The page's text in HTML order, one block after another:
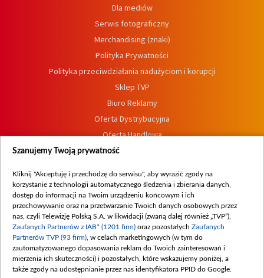
Dla mediów
Serwis fotograficzny
Merchandising (znaki)
Polityka Prywatności
Polityka przeciwdziałania nadużyciom i korupcji
Sklep TVP
Biuro Reklamy
Oferta Dystrybucyjna
Oferta Handlowa
Dostępność
Procedura zgłoszeń wewnętrznych
Szanujemy Twoją prywatność
Kliknij "Akceptuję i przechodzę do serwisu", aby wyrazić zgody na
korzystanie z technologii automatycznego śledzenia i zbierania danych,
dostęp do informacji na Twoim urządzeniu końcowym i ich
przechowywanie oraz na przetwarzanie Twoich danych osobowych przez
nas, czyli Telewizję Polską S.A. w likwidacji (zwaną dalej również „TVP”),
Zaufanych Partnerów z IAB* (1201 firm) oraz pozostałych Zaufanych
Partnerów TVP (93 firm) , w celach marketingowych (w tym do
zautomatyzowanego dopasowania reklam do Twoich zainteresowań i
mierzenia ich skuteczności) i pozostałych, które wskazujemy poniżej, a
także zgody na udostępnianie przez nas identyfikatora PPID do Google.